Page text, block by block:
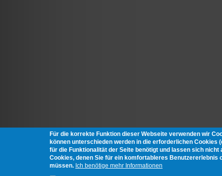
Für die korrekte Funktion dieser Webseite verwenden wir
können unterschieden werden in die erforderlichen Cookies
für die Funktionalität der Seite benötigt und lassen sich nicht
Cookies, denen Sie für ein komfortableres Benutzererlebnis
müssen. Ich benötige mehr Informationen